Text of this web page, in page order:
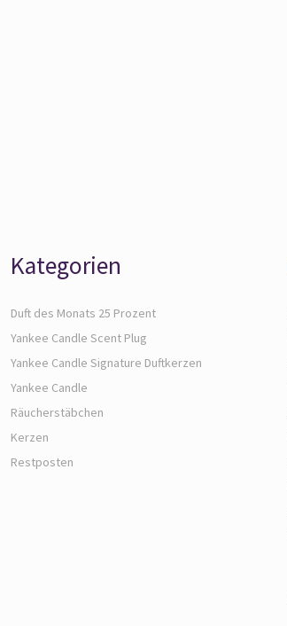
Kategorien
Duft des Monats 25 Prozent
Yankee Candle Scent Plug
Yankee Candle Signature Duftkerzen
Yankee Candle
Räucherstäbchen
Kerzen
Restposten